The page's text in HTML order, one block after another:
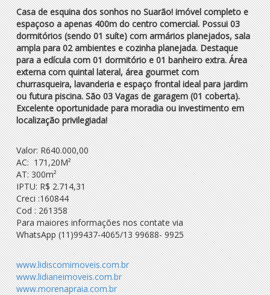
Casa de esquina dos sonhos no Suarão! imóvel completo e
espaçoso a apenas 400m do centro comercial. Possui 03
dormitórios (sendo 01 suíte) com armários planejados, sala
ampla para 02 ambientes e cozinha planejada. Destaque
para a edícula com 01 dormitório e 01 banheiro extra. Área
externa com quintal lateral, área gourmet com
churrasqueira, lavanderia e espaço frontal ideal para jardim
ou futura piscina. São 03 Vagas de garagem (01 coberta).
Excelente oportunidade para moradia ou investimento em
localização privilegiada!
Valor: R640.000,00
AC: 171,20M²
AT: 300m²
IPTU: R$ 2.714,31
Creci :160844
Cod : 261358
Para maiores informações nos contate via
WhatsApp (11)99437-4065/13 99688- 9925
www.lidiscomimoveis.com.br
www.lidianeimoveis.com.br
www.morenapraia.com.br